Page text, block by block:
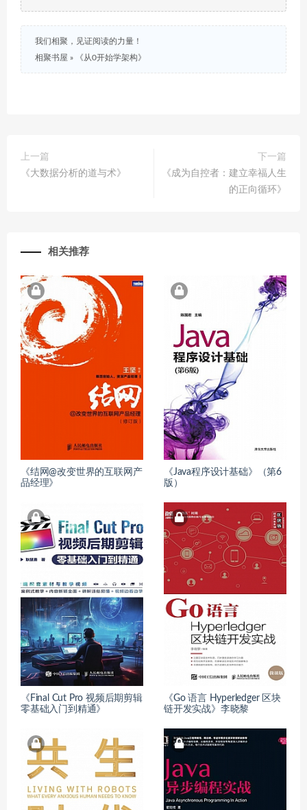
我们相聚，见证阅读的力量！
相聚书屋 » 《从0开始学架构》
上一篇
《大数据分析的道与术》
下一篇
《成为自控者：建立幸福人生
的正向循环》
相关推荐
《结网@改变世界的互联网产
品经理》
《Java程序设计基础》（第6
版）
《Final Cut Pro 视频后期剪辑
零基础入门到精通》
《Go 语言 Hyperledger 区块
链开发实战》李晓黎